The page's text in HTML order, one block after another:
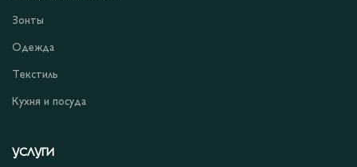
Зонты
Одежда
Текстиль
Кухня и посуда
УСЛУГИ